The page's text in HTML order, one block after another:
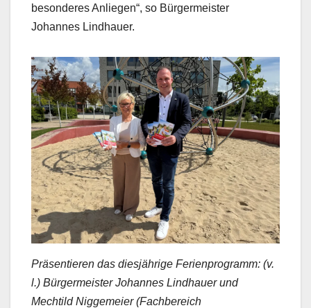
besonderes Anliegen“, so Bürgermeister
Johannes Lindhauer.
Präsentieren das diesjährige Ferienprogramm: (v.
l.) Bürgermeister Johannes Lindhauer und
Mechtild Niggemeier (Fachbereich